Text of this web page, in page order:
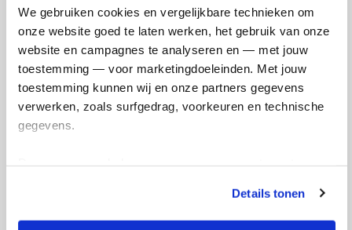
We gebruiken cookies en vergelijkbare technieken om
onze website goed te laten werken, het gebruik van onze
website en campagnes te analyseren en — met jouw
toestemming — voor marketingdoeleinden. Met jouw
toestemming kunnen wij en onze partners gegevens
verwerken, zoals surfgedrag, voorkeuren en technische
gegevens.
tonen. Je kunt je toestemming op elk moment wijzigen of
intrekken via Cookie instellingen onderaan de pagina. De
Details tonen
Links naar websites van derden
Cookie Statement